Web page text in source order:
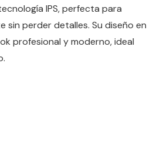
IPS, perfecta para
perder detalles. Su diseño en
profesional y moderno, ideal